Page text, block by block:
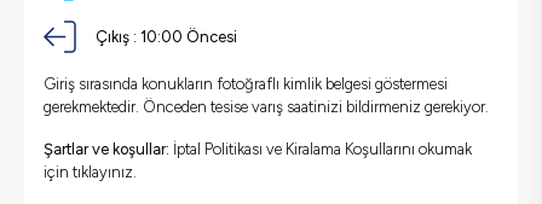
Çıkış : 10:00 Öncesi
Giriş sırasında konukların fotoğraflı kimlik belgesi göstermesi
gerekmektedir. Önceden tesise varış saatinizi bildirmeniz gerekiyor.
Şartlar ve koşullar: İptal Politikası ve Kiralama Koşullarını okumak
için tıklayınız.